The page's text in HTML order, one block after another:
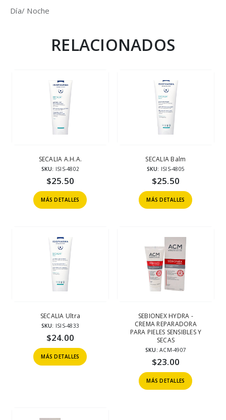
Día/ Noche
RELACIONADOS
SECALIA A.H.A.
SKU: ISIS-4802
$25.50
MÁS DETALLES
SECALIA Balm
SKU: ISIS-4805
$25.50
MÁS DETALLES
SECALIA Ultra
SKU: ISIS-4833
$24.00
MÁS DETALLES
SEBIONEX HYDRA -
CREMA REPARADORA
PARA PIELES SENSIBLES Y
SECAS
SKU:ACM-4907
$23.00
MÁS DETALLES